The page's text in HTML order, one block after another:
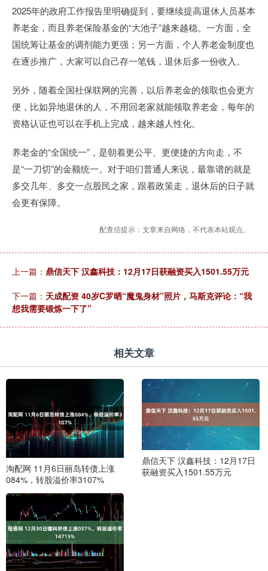
2025年的政府工作报告里明确提到，要继续提高退休人员基本
养老金，而且养老保险基金的“大池子”越来越稳。一方面，全
国统筹让基金的调剂能力更强；另一方面，个人养老金制度也
在逐步推广，大家可以自己存一笔钱，退休后多一份收入。
另外，随着全国社保联网的完善，以后养老金的领取也会更方
便，比如异地退休的人，不用回老家就能领取养老金，每年的
资格认证也可以在手机上完成，越来越人性化。
养老金的“全国统一”，是朝着更公平、更便捷的方向走，不
是“一刀切”的金额统一。对于咱们普通人来说，最靠谱的就是
多交几年、多交一点股民之家，跟着政策走，退休后的日子就
会更有保障。
配查信提示：文章来自网络，不代表本站观点。
上一篇： 鼎信天下 汉鑫科技：12月17日获融资买入1501.55万元
下一篇： 天成配资 40岁C罗晒“魔鬼身材”照片，马斯克评论：“我
想我需要锻炼一下了”
相关文章
淘配网 11月6日丽岛转债上涨
084%，转股溢价率3107%
鼎信天下 汉鑫科技：12月17日
获融资买入1501.55万元